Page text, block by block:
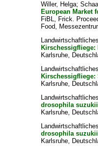
Willer, Helga;
European Market
FiBL, Frick.
Food,
Kirschessigfliege:
Karlsruhe,
Kirschessigfliege:
Karlsruhe,
drosophila
Karlsruhe,
drosophila
Karlsruhe,